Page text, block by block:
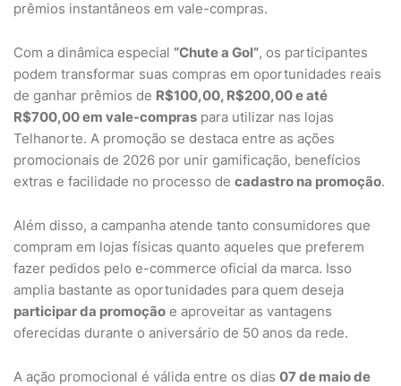
prêmios instantâneos em vale-compras.
Com a dinâmica especial “Chute a Gol”, os participantes
podem transformar suas compras em oportunidades reais
de ganhar prêmios de R$100,00, R$200,00 e até
R$700,00 em vale-compras para utilizar nas lojas
Telhanorte. A promoção se destaca entre as ações
promocionais de 2026 por unir gamificação, benefícios
extras e facilidade no processo de cadastro na promoção.
Além disso, a campanha atende tanto consumidores que
compram em lojas físicas quanto aqueles que preferem
fazer pedidos pelo e-commerce oficial da marca. Isso
amplia bastante as oportunidades para quem deseja
participar da promoção e aproveitar as vantagens
oferecidas durante o aniversário de 50 anos da rede.
A ação promocional é válida entre os dias 07 de maio de